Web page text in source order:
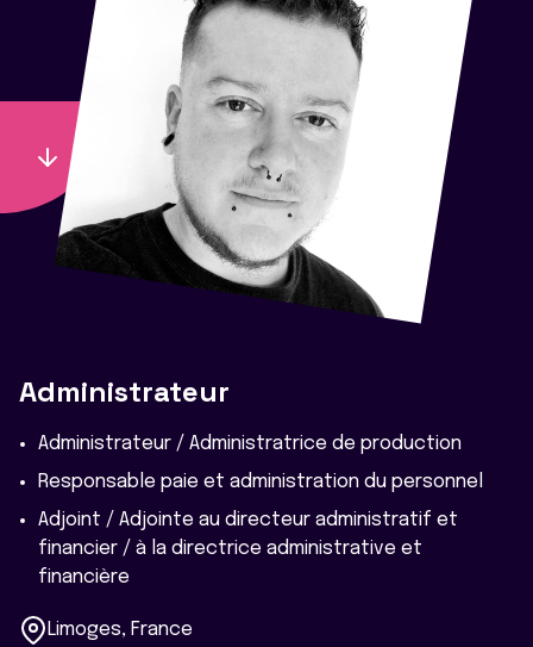
Administrateur
Administrateur / Administratrice de production
Responsable paie et administration du personnel
Adjoint / Adjointe au directeur administratif et
financier / à la directrice administrative et
financière
Limoges, France